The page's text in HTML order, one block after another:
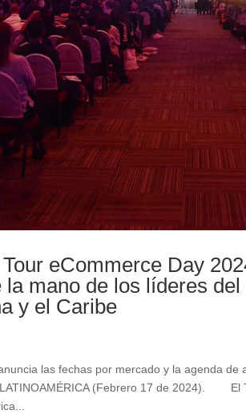
Tour eCommerce Day
la mano de los líderes
y el Caribe
las fechas por mercado y la agenda de
(Febrero 17 de 2024). El